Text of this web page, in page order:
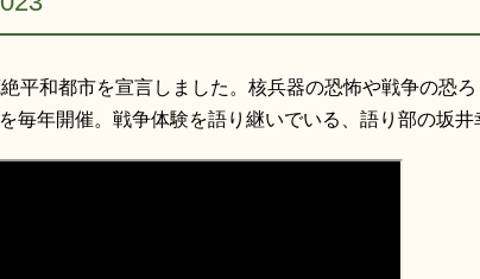
平和都市を宣言しました。核兵器の恐怖や戦争の恐
毎年開催。戦争体験を語り継いでいる、語り部の坂井